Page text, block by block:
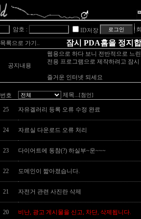
암호 : ID저장
목록으로 가기.. 잠시 PDA홈을 정지
공지내용
웹용으로 하다 보니 전반적으로 느
전용 프로그램으로 제작하려고 잠시
즐거운 인터넷 되세요
번호 제목 ...[첨언]
25 자유겔러리 등록 오류 수정 완료
24 자료실 다운로드 오류 처리
23 다이어트에 동참(?) 하실부~운~~~
22 도메인이 짧아졌습니다.
21 자전거 관련 사진란 삭제
20 비난, 광고 게시물을 신고, 차단, 삭제됩니다.